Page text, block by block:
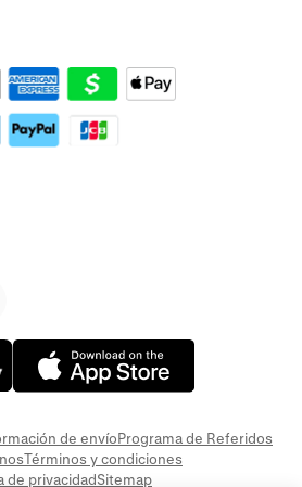
de envíoPrograma de Referidos
Términos y condiciones
de privacidadSitemap